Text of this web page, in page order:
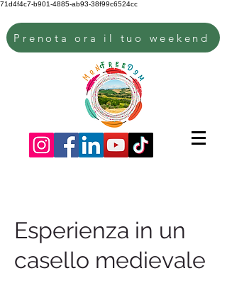
71d4f4c7-b901-4885-ab93-38f99c6524cc
Prenota ora il tuo weekend
Esperienza in un
casello medievale